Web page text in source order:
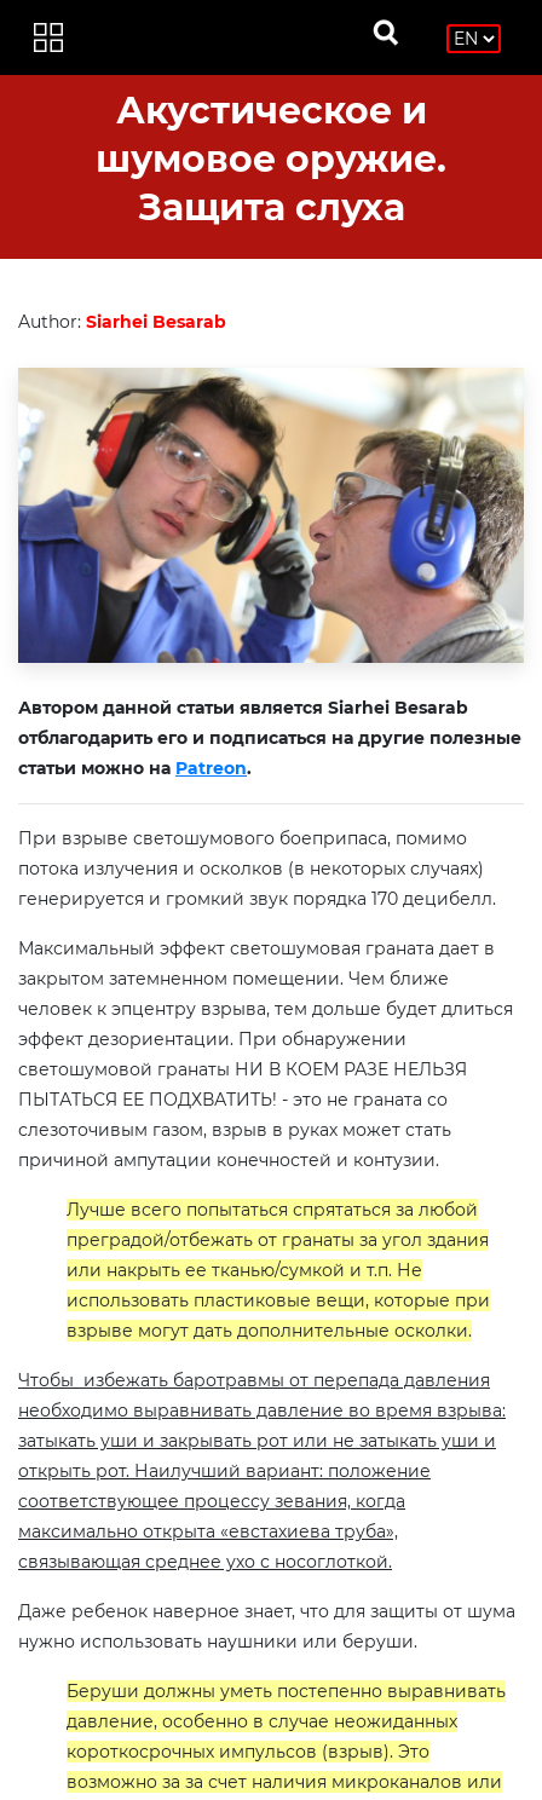
Акустическое и
шумовое оружие.
Защита слуха
Author: Siarhei Besarab
Автором данной статьи является Siarhei Besarab
отблагодарить его и подписаться на другие полезные
статьи можно на Patreon.
При взрыве светошумового боеприпаса, помимо
потока излучения и осколков (в некоторых случаях)
генерируется и громкий звук порядка 170 децибелл.
Максимальный эффект светошумовая граната дает в
закрытом затемненном помещении. Чем ближе
человек к эпцентру взрыва, тем дольше будет длиться
эффект дезориентации. При обнаружении
светошумовой гранаты НИ В КОЕМ РАЗЕ НЕЛЬЗЯ
ПЫТАТЬСЯ ЕЕ ПОДХВАТИТЬ! - это не граната со
слезоточивым газом, взрыв в руках может стать
причиной ампутации конечностей и контузии.
Лучше всего попытаться спрятаться за любой
преградой/отбежать от гранаты за угол здания
или накрыть ее тканью/сумкой и т.п. Не
использовать пластиковые вещи, которые при
взрыве могут дать дополнительные осколки.
Чтобы избежать баротравмы от перепада давления
необходимо выравнивать давление во время взрыва:
затыкать уши и закрывать рот или не затыкать уши и
открыть рот. Наилучший вариант: положение
соответствующее процессу зевания, когда
максимально открыта «евстахиева труба»,
связывающая среднее ухо с носоглоткой.
Даже ребенок наверное знает, что для защиты от шума
нужно использовать наушники или беруши.
Беруши должны уметь постепенно выравнивать
давление, особенно в случае неожиданных
короткосрочных импульсов (взрыв). Это
возможно за за счет наличия микроканалов или